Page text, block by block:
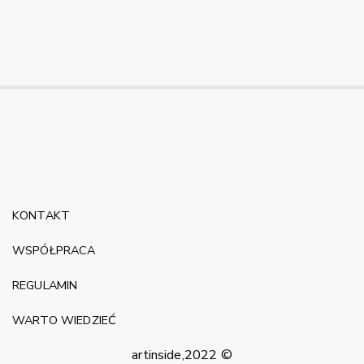
artinside,2022 ©
KONTAKT
WSPÓŁPRACA
REGULAMIN
WARTO WIEDZIEĆ